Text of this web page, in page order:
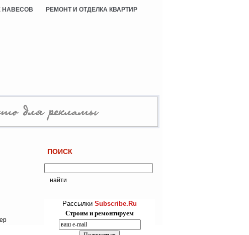
НАВЕСОВ
РЕМОНТ И ОТДЕЛКА КВАРТИР
ПОИСК
Рассылки Subscribe.Ru
Строим и ремонтируем